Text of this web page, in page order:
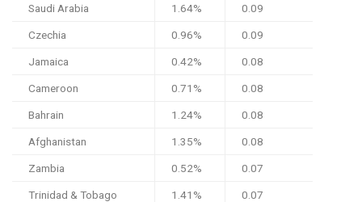
Saudi Arabia 1.64% 0.09
Czechia 0.96% 0.09
Jamaica 0.42% 0.08
Cameroon 0.71% 0.08
Bahrain 1.24% 0.08
Afghanistan 1.35% 0.08
Zambia 0.52% 0.07
Trinidad & Tobago 1.41% 0.07